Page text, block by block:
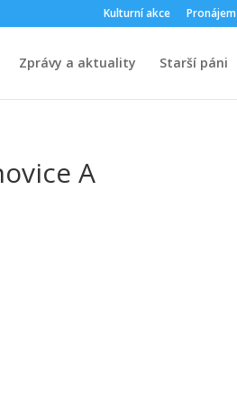
Kulturní akce Pronájem
Zprávy a aktuality Starší páni
A